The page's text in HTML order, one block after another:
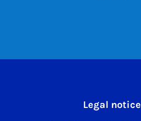
Legal notice